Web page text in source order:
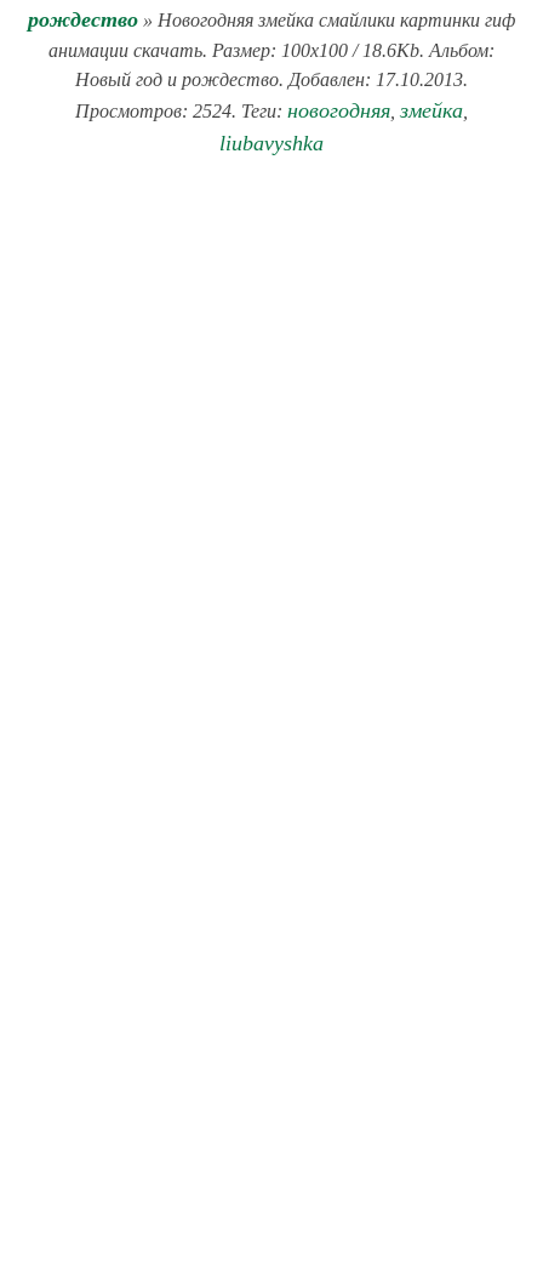
рождество » Новогодняя змейка смайлики картинки гиф
анимации скачать. Размер: 100x100 / 18.6Kb. Альбом:
Новый год и рождество. Добавлен: 17.10.2013.
Просмотров: 2524. Теги: новогодняя ,змейка
liubavyshka